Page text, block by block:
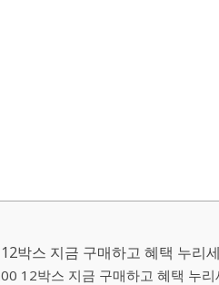
박스 지금 구매하고 혜택 누리
12박스 지금 구매하고 혜택 누리